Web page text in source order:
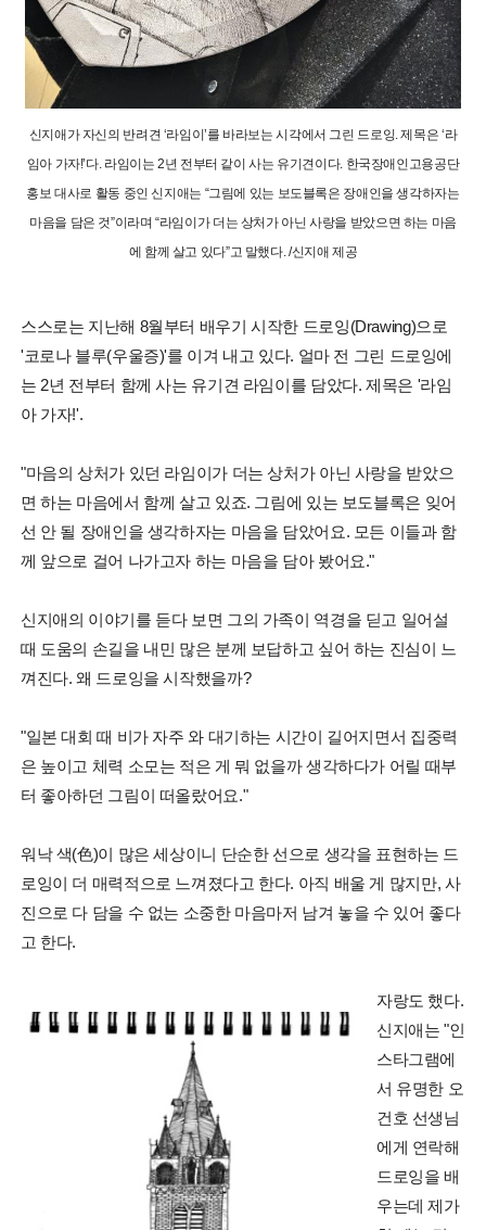
신지애가 자신의 반려견 ‘라임이’를 바라보는 시각에서 그린 드로잉. 제목은 ‘라
임아 가자!’다. 라임이는 2년 전부터 같이 사는 유기견이다. 한국장애인고용공단
홍보 대사로 활동 중인 신지애는 “그림에 있는 보도블록은 장애인을 생각하자는
마음을 담은 것”이라며 “라임이가 더는 상처가 아닌 사랑을 받았으면 하는 마음
에 함께 살고 있다”고 말했다. /신지애 제공
스스로는 지난해 8월부터 배우기 시작한 드로잉(Drawing)으로
'코로나 블루(우울증)'를 이겨 내고 있다. 얼마 전 그린 드로잉에
는 2년 전부터 함께 사는 유기견 라임이를 담았다. 제목은 '라임
아 가자!'.
"마음의 상처가 있던 라임이가 더는 상처가 아닌 사랑을 받았으
면 하는 마음에서 함께 살고 있죠. 그림에 있는 보도블록은 잊어
선 안 될 장애인을 생각하자는 마음을 담았어요. 모든 이들과 함
께 앞으로 걸어 나가고자 하는 마음을 담아 봤어요."
신지애의 이야기를 듣다 보면 그의 가족이 역경을 딛고 일어설
때 도움의 손길을 내민 많은 분께 보답하고 싶어 하는 진심이 느
껴진다. 왜 드로잉을 시작했을까?
"일본 대회 때 비가 자주 와 대기하는 시간이 길어지면서 집중력
은 높이고 체력 소모는 적은 게 뭐 없을까 생각하다가 어릴 때부
터 좋아하던 그림이 떠올랐어요."
워낙 색(色)이 많은 세상이니 단순한 선으로 생각을 표현하는 드
로잉이 더 매력적으로 느껴졌다고 한다. 아직 배울 게 많지만, 사
진으로 다 담을 수 없는 소중한 마음마저 남겨 놓을 수 있어 좋다
고 한다.
자랑도 했다.
신지애는 "인
스타그램에
서 유명한 오
건호 선생님
에게 연락해
드로잉을 배
우는데 제가